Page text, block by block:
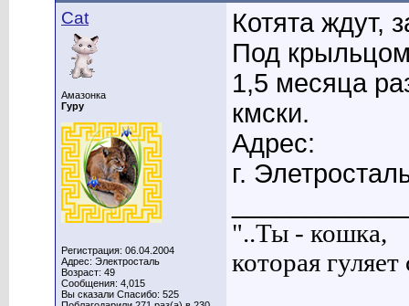
Cat
Амазонка
Гуру
Регистрация: 06.04.2004
Адрес: Электросталь
Возраст: 49
Сообщения: 4,015
Вы сказали Спасибо: 525
Котята ждут,
Под
1,5 месяца
кмски.
Адрес:
г.
"..Ты - кошка,
которая